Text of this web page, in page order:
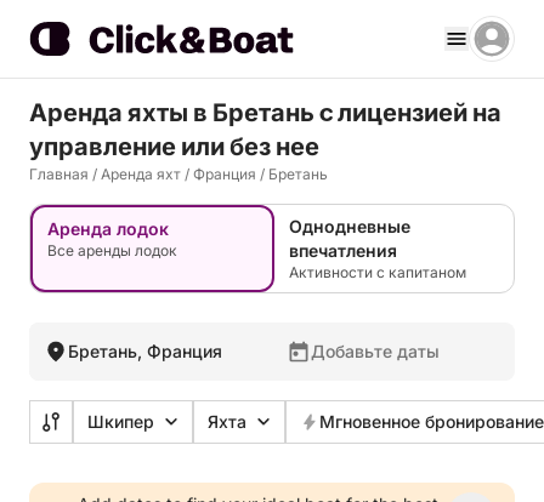
Аренда яхты в Бретань c лицензией на
управление или без нее
Главная / Аренда яхт / Франция / Бретань
Аренда лодок
Все аренды лодок
Однодневные
впечатления
Активности с капитаном
Бретань, Франция Добавьте даты
Шкипер Яхта Мгновенное бронирование